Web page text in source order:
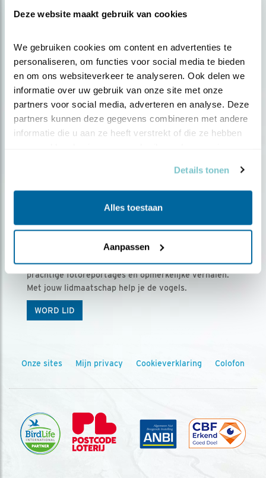
Deze website maakt gebruik van cookies
We gebruiken cookies om content en advertenties te
personaliseren, om functies voor social media te bieden
en om ons websiteverkeer te analyseren. Ook delen we
informatie over uw gebruik van onze site met onze
partners voor social media, adverteren en analyse. Deze
partners kunnen deze gegevens combineren met andere
informatie die u aan ze heeft verstrekt of die ze hebben
Details tonen
Alles toestaan
Aanpassen
Ontvang 5 x Vogels voor € 36,00 per jaar
Vogels is het tijdschrift voor onze leden, met
prachtige fotoreportages en opmerkelijke verhalen.
Met jouw lidmaatschap help je de vogels.
WORD LID
Onze sites Mijn privacy Cookieverklaring Colofon